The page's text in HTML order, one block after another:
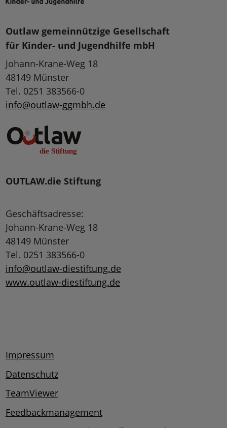
Outlaw gemeinnützige Gesellschaft
für Kinder- und Jugendhilfe mbH
Johann-Krane-Weg 18
48149 Münster
Tel. 0251 383566-0
info@outlaw-ggmbh.de
OUTLAW.die Stiftung
Geschäftsadresse:
Johann-Krane-Weg 18
48149 Münster
Tel. 0251 383566-0
info@outlaw-diestiftung.de
www.outlaw-diestiftung.de
Impressum
Datenschutz
TeamViewer
Feedbackmanagement